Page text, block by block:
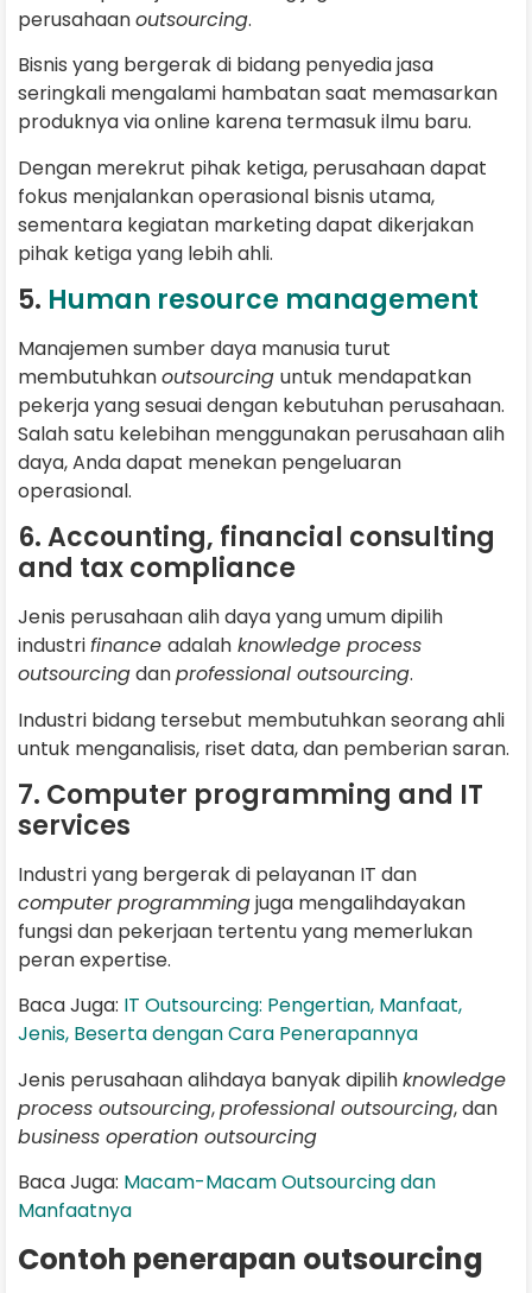
perusahaanoutsourcing.
Bisnis yang bergerak di bidang penyedia jasa
seringkali mengalami hambatan saat memasarkan
produknya via online karena termasuk ilmu baru.
Dengan merekrut pihak ketiga, perusahaan dapat
fokus menjalankan operasional bisnis utama,
sementara kegiatan marketing dapat dikerjakan
pihak ketiga yang lebih ahli.
5. Human resource management
Manajemen sumber daya manusia turut
membutuhkanoutsourcing untuk mendapatkan
pekerja yang sesuai dengan kebutuhan perusahaan.
Salah satu kelebihan menggunakan perusahaan alih
daya, Anda dapat menekan pengeluaran
operasional.
6. Accounting, financial consulting
and tax compliance
Jenis perusahaan alih daya yang umum dipilih
industrifinance adalah knowledge process
outsourcingdanprofessional outsourcing.
Industri bidang tersebut membutuhkan seorang ahli
untuk menganalisis, riset data, dan pemberian saran.
7. Computer programming and IT
services
Industri yang bergerak di pelayanan IT dan
computer programmingjuga mengalihdayakan
fungsi dan pekerjaan tertentu yang memerlukan
peran expertise.
Baca Juga: IT Outsourcing: Pengertian, Manfaat,
Jenis, Beserta dengan Cara Penerapannya
Jenis perusahaan alihdaya banyak dipilihknowledge
process outsourcing,professional outsourcing, dan
business operation outsourcing
Baca Juga: Macam-Macam Outsourcing dan
Manfaatnya
Contoh penerapan outsourcing